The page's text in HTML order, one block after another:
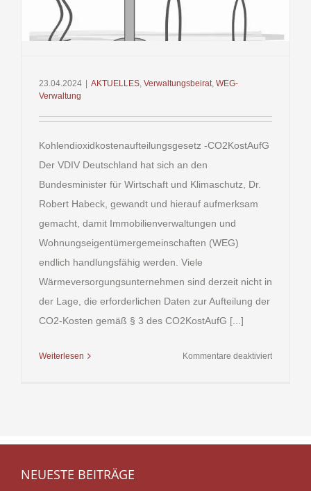
23.04.2024 AKTUELLES, Verwaltungsbeirat, WEG-
Verwaltung
Kohlendioxidkostenaufteilungsgesetz -CO2KostAufG
Der VDIV Deutschland hat sich an den
Bundesminister für Wirtschaft und Klimaschutz, Dr.
Robert Habeck, gewandt und hierauf aufmerksam
gemacht, damit Immobilienverwaltungen und
Wohnungseigentümergemeinschaften (WEG)
endlich handlungsfähig werden. Viele
Wärmeversorgungsunternehmen sind derzeit nicht in
der Lage, die erforderlichen Daten zur Aufteilung der
CO2-Kosten gemäß § 3 des CO2KostAufG [...]
Weiterlesen Kommentare deaktiviertfür
NEUESTE BEITRÄGE